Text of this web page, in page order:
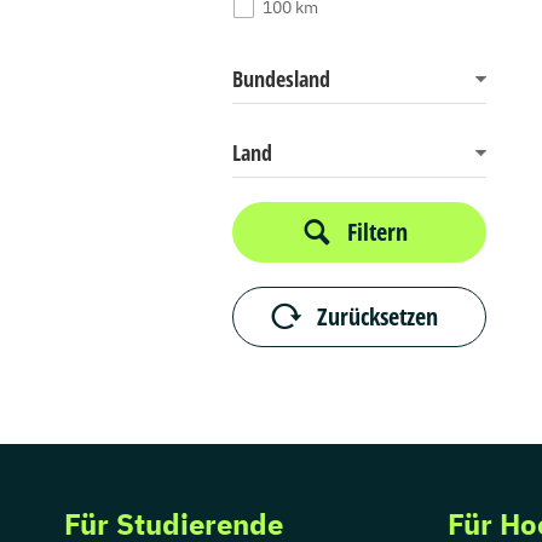
100 km
Bundesland
Land
Filtern
Zurücksetzen
Für Studierende Für